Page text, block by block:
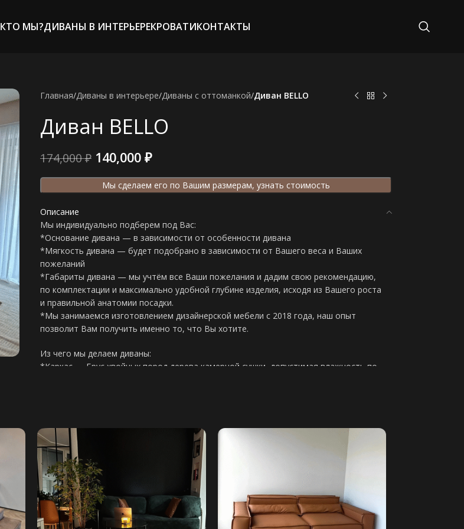
КТО МЫ?ДИВАНЫ В ИНТЕРЬЕРЕКРОВАТИКОНТАКТЫ
Главная/Диваны в интерьере/Диваны c оттоманкой/Диван BELLO
Диван BELLO
174,000₽ 140,000 ₽
Мы сделаем его по Вашим размерам, узнать стоимость
Описание
Мы индивидуально подберем под Вас:
*Основание дивана — в зависимости от особенности дивана
*Мягкость дивана — будет подобрано в зависимости от Вашего веса и Ваших
пожеланий
*Габариты дивана — мы учтём все Ваши пожелания и дадим свою рекомендацию,
по комплектации и максимально удобной глубине изделия, исходя из Вашего роста
и правильной анатомии посадки.
*Мы занимаемся изготовлением дизайнерской мебели с 2018 года, наш опыт
позволит Вам получить именно то, что Вы хотите.
Из чего мы делаем диваны:
*Каркас — Брус хвойных пород дерева камерной сушки, допустимая влажность по
*Фанерное — в большинстве случаев данное основание используется при наличии
механизма в изделии
*Резинотканевые ремни — производство Италия, идеальный вариант для дивана
без механизма
Виды наполнения:
*НПБ (независимый пружинный блок) в диване будет полноценный ортопедический
матрас